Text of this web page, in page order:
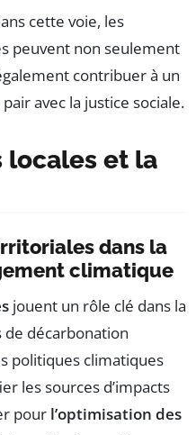
cette voie, les
peuvent non seulement
contribuer à un
avec la justice sociale.
locales et la
dans la
climatique
jouent un rôle clé dans la
décarbonation
politiques climatiques
les sources d’impacts
pour l’optimisation des